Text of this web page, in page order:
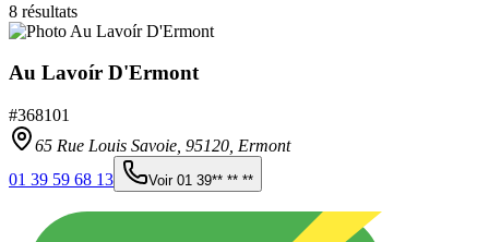
8 résultats
Au Lavoír D'Ermont
#368101
65 Rue Louis Savoie, 95120 Ermont
01 39 59 68 13
Voir 01 39** ** **